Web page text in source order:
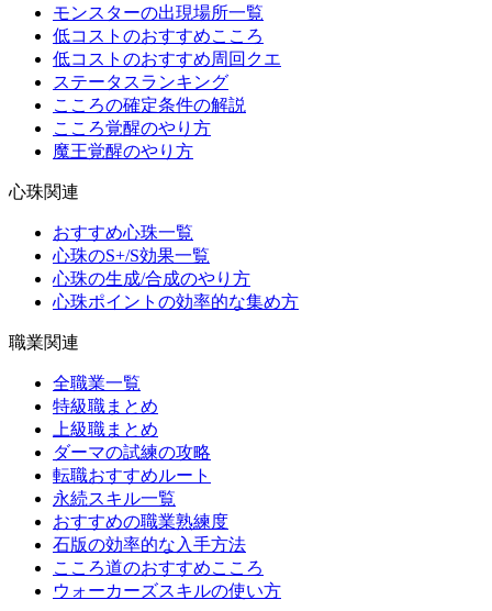
モンスターの出現場所一覧
低コストのおすすめこころ
低コストのおすすめ周回クエ
ステータスランキング
こころの確定条件の解説
こころ覚醒のやり方
魔王覚醒のやり方
心珠関連
おすすめ心珠一覧
心珠のS+/S効果一覧
心珠の生成/合成のやり方
心珠ポイントの効率的な集め方
職業関連
全職業一覧
特級職まとめ
上級職まとめ
ダーマの試練の攻略
転職おすすめルート
永続スキル一覧
おすすめの職業熟練度
石版の効率的な入手方法
こころ道のおすすめこころ
ウォーカーズスキルの使い方